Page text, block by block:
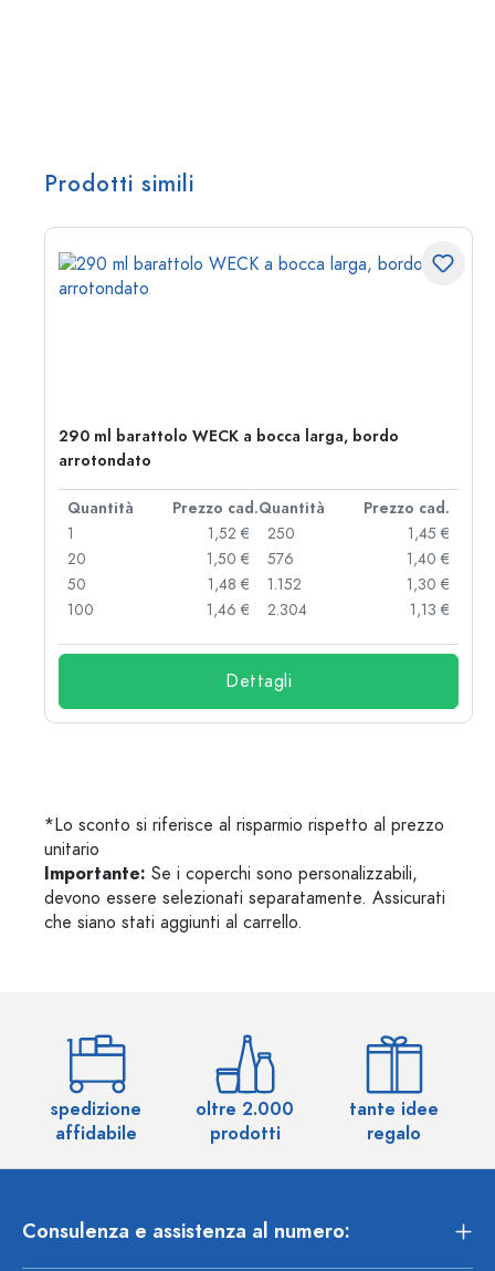
Prodotti simili
290 ml barattolo WECK a bocca larga, bordo
arrotondato
Quantità Prezzo cad.Quantità
Prezzo cad.
1
1,52 €
20
1,50 €
50
1,48 €
100
1,46 €
250
1,45 €
576
1,40 €
1.152
1,30 €
2.304
1,13 €
Dettagli
*Lo sconto si riferisce al risparmio rispetto al prezzo
unitario
Importante: Se i coperchi sono personalizzabili,
devono essere selezionati separatamente. Assicurati
che siano stati aggiunti al carrello.
spedizione
affidabile
oltre 2.000
prodotti
tante idee
regalo
Consulenza e assistenza al numero: